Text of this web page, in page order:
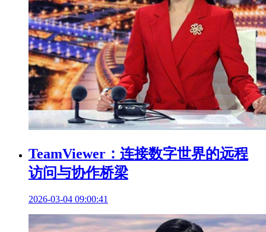
TeamViewer：连接数字世界的远程
访问与协作桥梁
2026-03-04 09:00:41